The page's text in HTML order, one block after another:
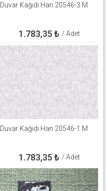
Duvar Kağıdı Han 20546-3 M
1.783,35 ₺ / Adet
Duvar Kağıdı Han 20546-1 M
1.783,35 ₺ / Adet